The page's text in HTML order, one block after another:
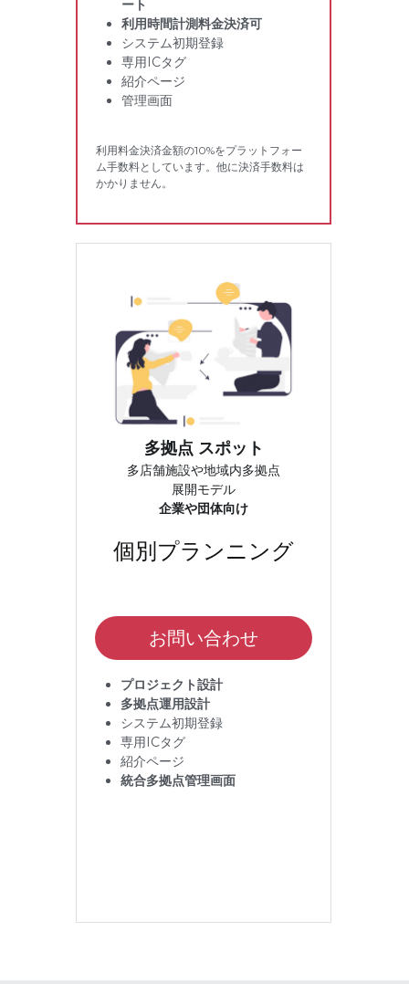
ート
利用時間計測料金決済可
システム初期登録
専用ICタグ
紹介ページ
管理画面
利用料金決済金額の10%をプラットフォー
ム手数料としています。他に決済手数料は
かかりません。
多拠点 スポット
多店舗施設や地域内多拠点
展開モデル
企業や団体向け
個別プランニング
お問い合わせ
プロジェクト設計
多拠点運用設計
システム初期登録
専用ICタグ
紹介ページ
統合多拠点管理画面